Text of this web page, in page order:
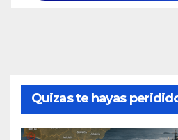
Quizas te hayas